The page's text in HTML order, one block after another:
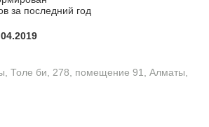
за последний год
Толе би, 278, помещение 91, Алматы,